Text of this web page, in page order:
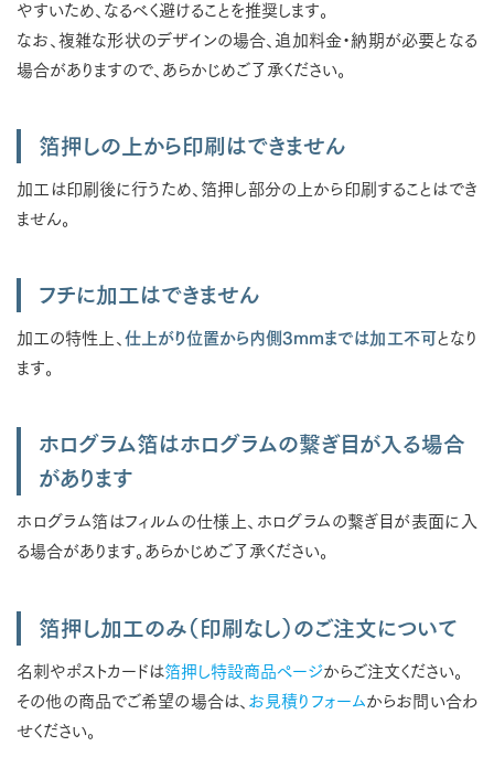
やすいため、なるべく避けることを推奨します。
なお、複雑な形状のデザインの場合、追加料金・納期が必要となる
場合がありますので、あらかじめご了承ください。
箔押しの上から印刷はできません
加工は印刷後に行うため、箔押し部分の上から印刷することはでき
ません。
フチに加工はできません
加工の特性上、 仕上がり位置から内側3mmまでは加工不可となり
ます。
ホログラム箔はホログラムの繋ぎ目が入る場合
があります
ホログラム箔はフィルムの仕様上、ホログラムの繋ぎ目が表面に入
る場合があります。あらかじめご了承ください。
箔押し加工のみ（印刷なし）のご注文について
名刺やポストカードは箔押し特設商品ページからご注文ください。
その他の商品でご希望の場合は、
お見積りフォームからお問い合わ
せください。